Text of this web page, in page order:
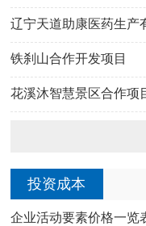
辽宁天道助康医药生产
铁刹山合作开发项目
花溪沐智慧景区合作项
投资成本
企业活动要素价格一览